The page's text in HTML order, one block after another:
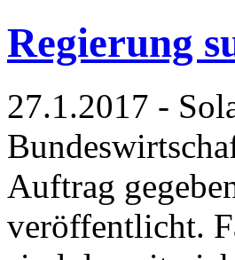
Regierung
27.1.2017 -
Auftrag
veröffentlicht.